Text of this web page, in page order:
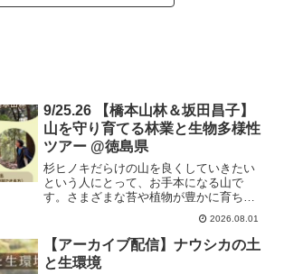
9/25.26 【橋本山林＆坂田昌子】
山を守り育てる林業と生物多様性
ツアー @徳島県
杉ヒノキだらけの山を良くしていきたい
という人にとって、お手本になる山で
す。さまざまな苔や植物が豊かに育ち、
人工物が自然の中に美しく溶け込んで森
を守っている姿を2日間のツアーで体感し
ましょう！
2026.08.01
【アーカイブ配信】ナウシカの土
と生環境